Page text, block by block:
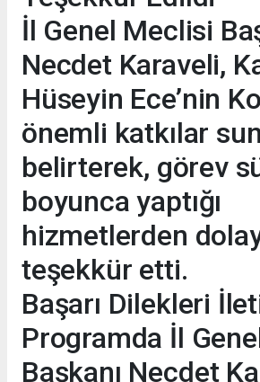
İl Genel Meclisi
Necdet Karaveli,
Hüseyin Ece’nin
önemli katkılar
belirterek, görev
boyunca yaptığı
hizmetlerden
teşekkür etti.
Başarı Dilekleri
Programda İl
Başkanı Necdet